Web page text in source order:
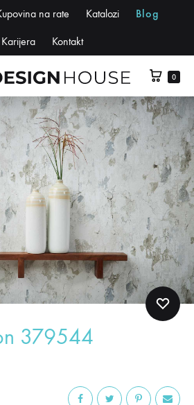
na rate Katalozi Blog
Karijera Kontakt
0
379544